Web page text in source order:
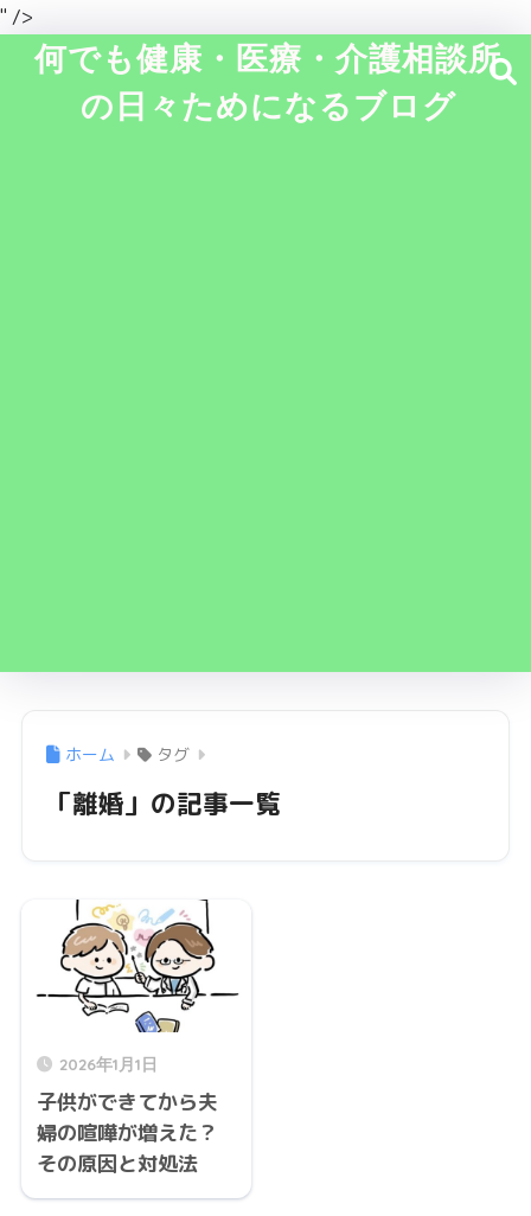
" />
何でも健康・医療・介護相談所
の日々ためになるブログ
ホーム タグ
「離婚」の記事一覧
2026年1月1日
子供ができてから夫
婦の喧嘩が増えた？
その原因と対処法